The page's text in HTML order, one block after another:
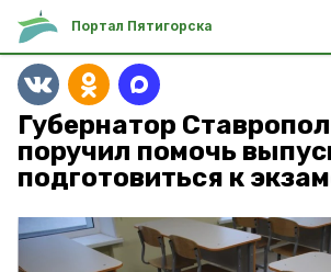
Портал Пятигорска
Губернатор
поручил помочь
подготовиться к